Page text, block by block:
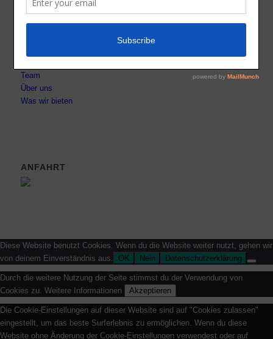
INFORMATIONEN
AGB
Team
Über uns
Was wir bieten
ANFAHRT
Diese Website benutzt Cookies. Wenn du die Website weiter nutzt, gehen wir
von deinem Einverständnis aus.
OK Nein Datenschutzerklärung
Durch die weitere Nutzung der Seite stimmst du der Verwendung von
Cookies zu. Weitere Informationen Akzeptieren
Die Cookie-Einstellungen auf dieser Website sind auf "Cookies zulassen"
eingestellt, um das beste Surferlebnis zu ermöglichen. Wenn du diese
Website ohne Änderung der Cookie-Einstellungen verwendest oder auf